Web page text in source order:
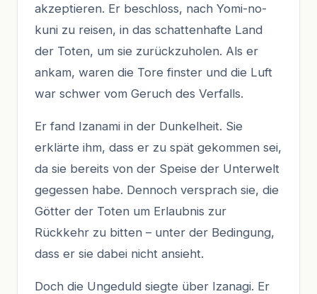
akzeptieren. Er beschloss, nach Yomi-no-
kuni zu reisen, in das schattenhafte Land
der Toten, um sie zurückzuholen. Als er
ankam, waren die Tore finster und die Luft
war schwer vom Geruch des Verfalls.
Er fand Izanami in der Dunkelheit. Sie
erklärte ihm, dass er zu spät gekommen sei,
da sie bereits von der Speise der Unterwelt
gegessen habe. Dennoch versprach sie, die
Götter der Toten um Erlaubnis zur
Rückkehr zu bitten – unter der Bedingung,
dass er sie dabei nicht ansieht.
Doch die Ungeduld siegte über Izanagi. Er